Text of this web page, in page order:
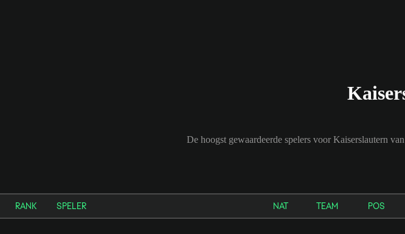
De hoogst gewaardeerde spelers voor Kaiserslautern van
RANK SPELER NAT TEAM POS